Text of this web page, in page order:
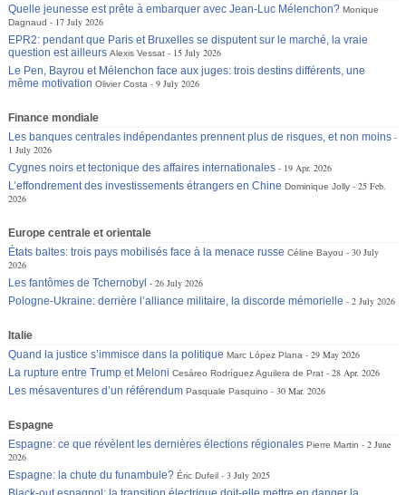
Quelle jeunesse est prête à embarquer avec Jean-Luc Mélenchon? Monique
Dagnaud
17 July 2026
EPR2: pendant que Paris et Bruxelles se disputent sur le marché, la vraie
question est ailleurs Alexis Vessat
15 July 2026
Le Pen, Bayrou et Mélenchon face aux juges: trois destins différents, une
même motivation Olivier Costa 9 July 2026
Finance mondiale
Les banques centrales indépendantes prennent plus de risques, et non moins
1 July 2026
Cygnes noirs et tectonique des affaires internationales
19 Apr. 2026
L’effondrement des investissements étrangers en Chine Dominique Jolly
25 Feb.
2026
Europe centrale et orientale
États baltes: trois pays mobilisés face à la menace russe Céline Bayou
30 July
2026
Les fantômes de Tchernobyl
26 July 2026
Pologne-Ukraine: derrière l’alliance militaire, la discorde mémorielle
2 July 2026
Italie
Quand la justice s’immisce dans la politique Marc López Plana
29 May 2026
La rupture entre Trump et Meloni Cesáreo Rodríguez Aguilera de Prat
28 Apr. 2026
Les mésaventures d’un référendum Pasquale Pasquino 30 Mar. 2026
Espagne
Espagne: ce que révèlent les dernières élections régionales Pierre Martin
2 June
2026
Espagne: la chute du funambule? Éric Dufeil
3 July 2025